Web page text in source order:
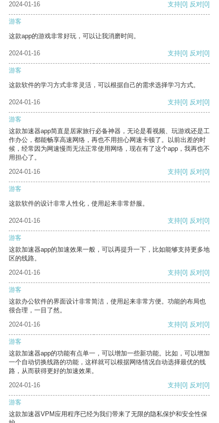
2024-01-16
支持[0] 反对[0]
游客
这款app的游戏非常好玩，可以让我消磨时间。
2024-01-16 支持[0] 反对[0]
游客
这款软件的学习方式非常灵活，可以根据自己的需求选择学习方式。
2024-01-16 支持[0] 反对[0]
游客
这款加速器app简直是居家旅行必备神器，无论是看视频、玩游戏还是工
作办公，都能畅享高速网络，再也不用担心网速卡顿了。以前出差的时
候，经常因为网速慢而无法正常使用网络，现在有了这个app，我再也不
用担心了。
2024-01-16
支持[0] 反对[0]
游客
这款软件的设计非常人性化，使用起来非常舒服。
2024-01-16 支持[0] 反对[0]
游客
这款加速器app的加速效果一般，可以再提升一下，比如能够支持更多地
区的线路。
2024-01-16
支持[0] 反对[0]
游客
这款办公软件的界面设计非常简洁，使用起来非常方便。功能的布局也
很合理，一目了然。
2024-01-16
支持[0] 反对[0]
游客
这款加速器app的功能有点单一，可以增加一些新功能。比如，可以增加
一个自动切换线路的功能，这样就可以根据网络情况自动选择最优的线
路，从而获得更好的加速效果。
2024-01-16
支持[0] 反对[0]
游客
这款加速器VPM应用程序已经为我们带来了无限的隐私保护和安全性保